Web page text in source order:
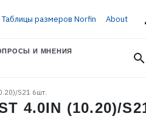
Таблицы размеров Norfin About
И МНЕНИЯ
search
S21 6шт.
4.0IN (10.20)/